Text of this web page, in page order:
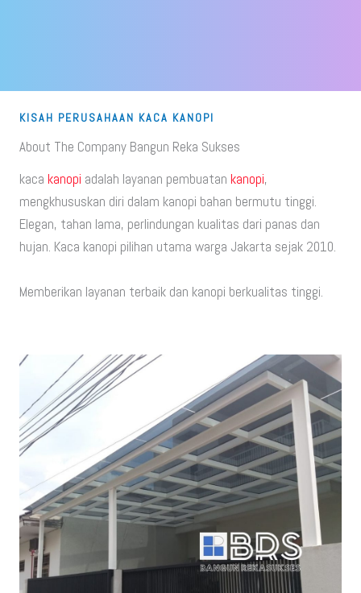
KISAH PERUSAHAAN KACA KANOPI
About The Company Bangun Reka Sukses
kaca kanopi adalah layanan pembuatan kanopi,
mengkhususkan diri dalam kanopi bahan bermutu tinggi.
Elegan, tahan lama, perlindungan kualitas dari panas dan
hujan. Kaca kanopi pilihan utama warga Jakarta sejak 2010.
Memberikan layanan terbaik dan kanopi berkualitas tinggi.